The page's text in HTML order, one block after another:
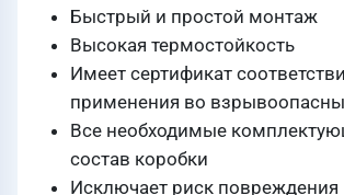
Быстрый и простой монтаж
Высокая термостойкость
Имеет сертификат
применения во
Все необходимые
состав коробки
Исключает риск повреждения